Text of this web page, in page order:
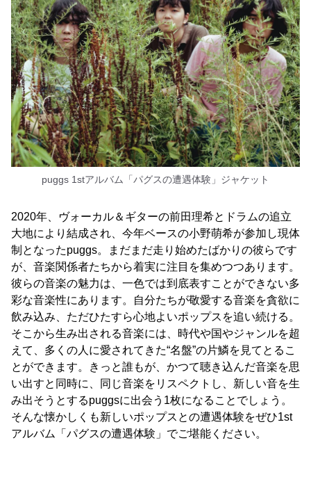
puggs 1stアルバム「パグスの遭遇体験」ジャケット
2020年、ヴォーカル＆ギターの前田理希とドラムの追立
大地により結成され、今年ベースの小野萌希が参加し現体
制となったpuggs。まだまだ走り始めたばかりの彼らです
が、音楽関係者たちから着実に注目を集めつつあります。
彼らの音楽の魅力は、一色では到底表すことができない多
彩な音楽性にあります。自分たちが敬愛する音楽を貪欲に
飲み込み、ただひたすら心地よいポップスを追い続ける。
そこから生み出される音楽には、時代や国やジャンルを超
えて、多くの人に愛されてきた“名盤”の片鱗を見てとるこ
とができます。きっと誰もが、かつて聴き込んだ音楽を思
い出すと同時に、同じ音楽をリスペクトし、新しい音を生
み出そうとするpuggsに出会う1枚になることでしょう。
そんな懐かしくも新しいポップスとの遭遇体験をぜひ1st
アルバム「パグスの遭遇体験」でご堪能ください。